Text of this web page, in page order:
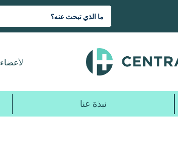
لأعضاء MAP
نبذة عنا